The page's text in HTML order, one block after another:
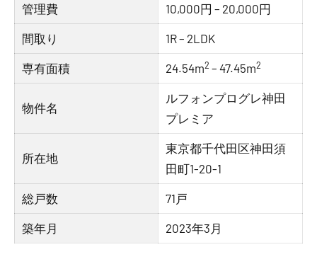
管理費 10,000円 – 20,000円
間取り 1R – 2LDK
専有面積 24.54m2 – 47.45m2
物件名
ルフォンプログレ神田
プレミア
所在地
東京都千代田区神田須
田町1-20-1
総戸数 71戸
築年月 2023年3月